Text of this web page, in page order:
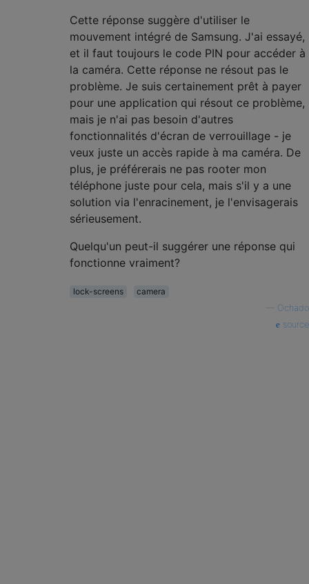
Cette réponse suggère d'utiliser le
mouvement intégré de Samsung. J'ai essayé,
et il faut toujours le code PIN pour accéder à
la caméra. Cette réponse ne résout pas le
problème. Je suis certainement prêt à payer
pour une application qui résout ce problème,
mais je n'ai pas besoin d'autres
fonctionnalités d'écran de verrouillage - je
veux juste un accès rapide à ma caméra. De
plus, je préférerais ne pas rooter mon
téléphone juste pour cela, mais s'il y a une
solution via l'enracinement, je l'envisagerais
sérieusement.
Quelqu'un peut-il suggérer une réponse qui
fonctionne vraiment?
lock-screens
camera
Ochado
source